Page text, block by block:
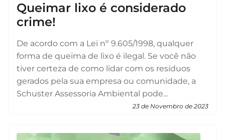
Queimar lixo é considerado
crime!
De acordo com a Lei nº 9.605/1998, qualquer
forma de queima de lixo é ilegal. Se você não
tiver certeza de como lidar com os resíduos
gerados pela sua empresa ou comunidade, a
Schuster Assessoria Ambiental pode...
23 de Novembro de 2023